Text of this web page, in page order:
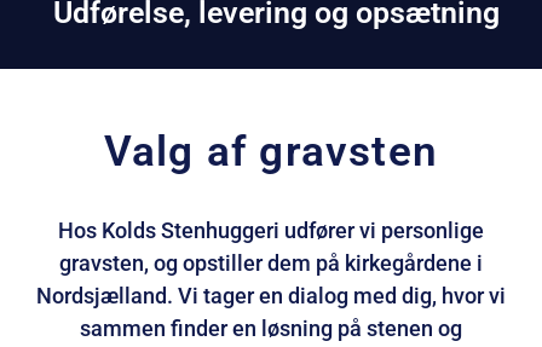
Udførelse, levering og opsætning
Valg af gravsten
Hos Kolds Stenhuggeri udfører vi personlige
gravsten, og opstiller dem på kirkegårdene i
Nordsjælland. Vi tager en dialog med dig, hvor vi
sammen finder en løsning på stenen og